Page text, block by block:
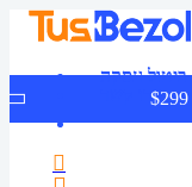
ביטול עסקה
צרו קשר